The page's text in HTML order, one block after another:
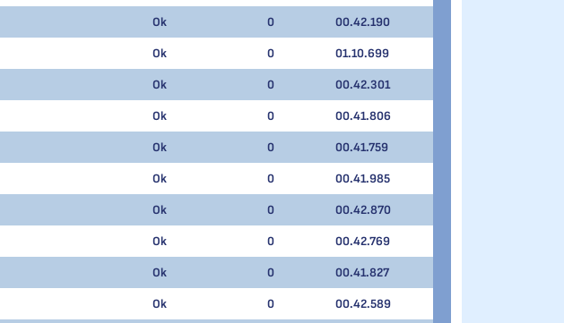
Ok 0 00.42.190
Ok 0 01.10.699
Ok 0 00.42.301
Ok 0 00.41.806
Ok 0 00.41.759
Ok 0 00.41.985
Ok 0 00.42.870
Ok 0 00.42.769
Ok 0 00.41.827
Ok 0 00.42.589